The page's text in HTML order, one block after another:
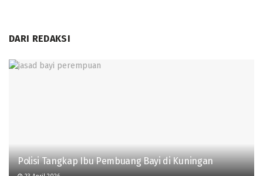
DARI REDAKSI
Polisi Tangkap Ibu Pembuang Bayi di Kuningan